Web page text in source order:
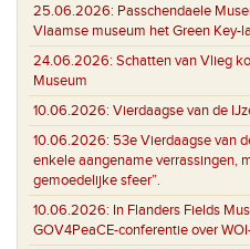
25.06.2026: Passchendaele
Vlaamse museum het Green Key-
24.06.2026: Schatten van Vlieg
Museum
10.06.2026: Vierdaagse van de
10.06.2026: 53e Vierdaagse van
enkele aangename verrassingen,
gemoedelijke sfeer”.
10.06.2026: In Flanders Fields
GOV4PeaCE-conferentie over